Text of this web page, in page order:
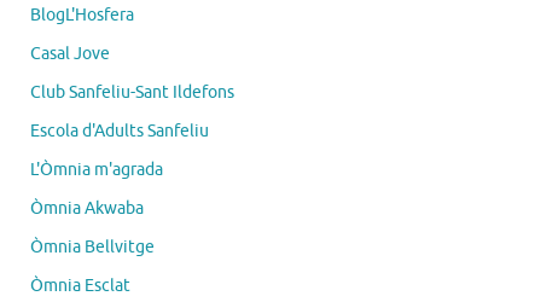
BlogL'Hosfera
Casal Jove
Club Sanfeliu-Sant Ildefons
Escola d'Adults Sanfeliu
L'Òmnia m'agrada
Òmnia Akwaba
Òmnia Bellvitge
Òmnia Esclat